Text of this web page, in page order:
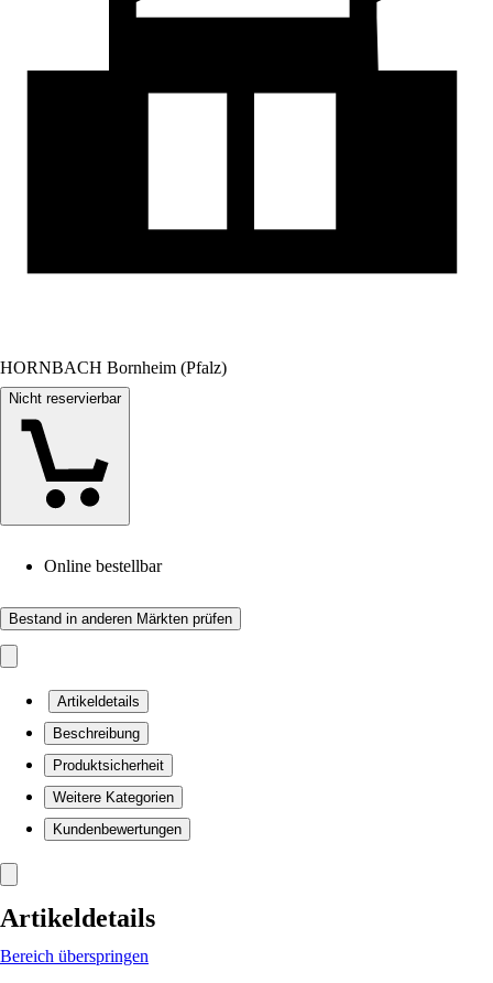
HORNBACH Bornheim (Pfalz)
Nicht reservierbar
Online bestellbar
Bestand in anderen Märkten prüfen
Artikeldetails
Beschreibung
Produktsicherheit
Weitere Kategorien
Kundenbewertungen
Artikeldetails
Bereich überspringen